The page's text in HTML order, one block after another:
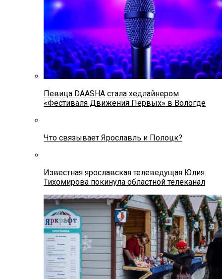
Певица DAASHA стала хедлайнером
«Фестиваля Движения Первых» в Вологде
Что связывает Ярославль и Полоцк?
Известная ярославская телеведущая Юлия
Тихомирова покинула областной телеканал